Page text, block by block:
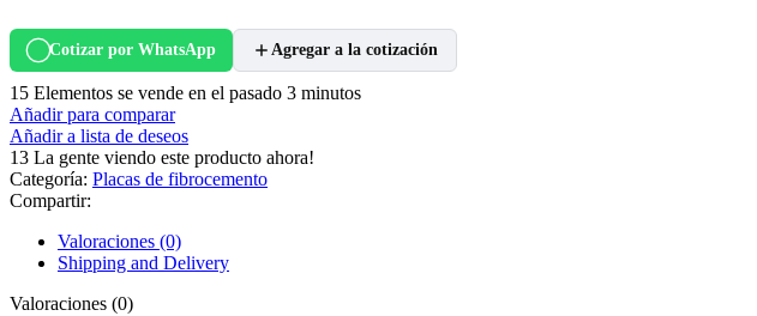
Cotizar por WhatsApp Agregar a la cotización
15 Elementos se vende en el pasado 3 minutos
Añadir para comparar
Añadir a lista de deseos
13 La gente viendo este producto ahora!
Categoría: Placas de fibrocemento
Compartir:
Valoraciones (0)
Shipping and Delivery
Valoraciones (0)